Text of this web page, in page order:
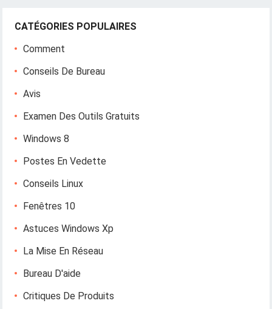
CATÉGORIES POPULAIRES
Comment
Conseils De Bureau
Avis
Examen Des Outils Gratuits
Windows 8
Postes En Vedette
Conseils Linux
Fenêtres 10
Astuces Windows Xp
La Mise En Réseau
Bureau D'aide
Critiques De Produits